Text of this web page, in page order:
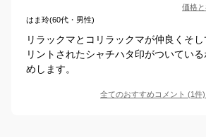
価格
はま玲(60代・男性)
リラックマとコリラックマが仲良くそ
リントされたシャチハタ印がついてい
めします。
全てのおすすめコメント (1件)